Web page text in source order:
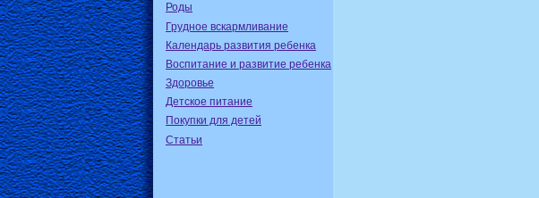
Роды
Грудное вскармливание
Календарь развития ребенка
Воспитание и развитие ребенка
Здоровье
Детское питание
Покупки для детей
Статьи